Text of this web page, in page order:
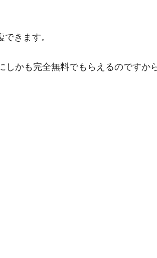
きます。
しかも完全無料でもらえるのですか